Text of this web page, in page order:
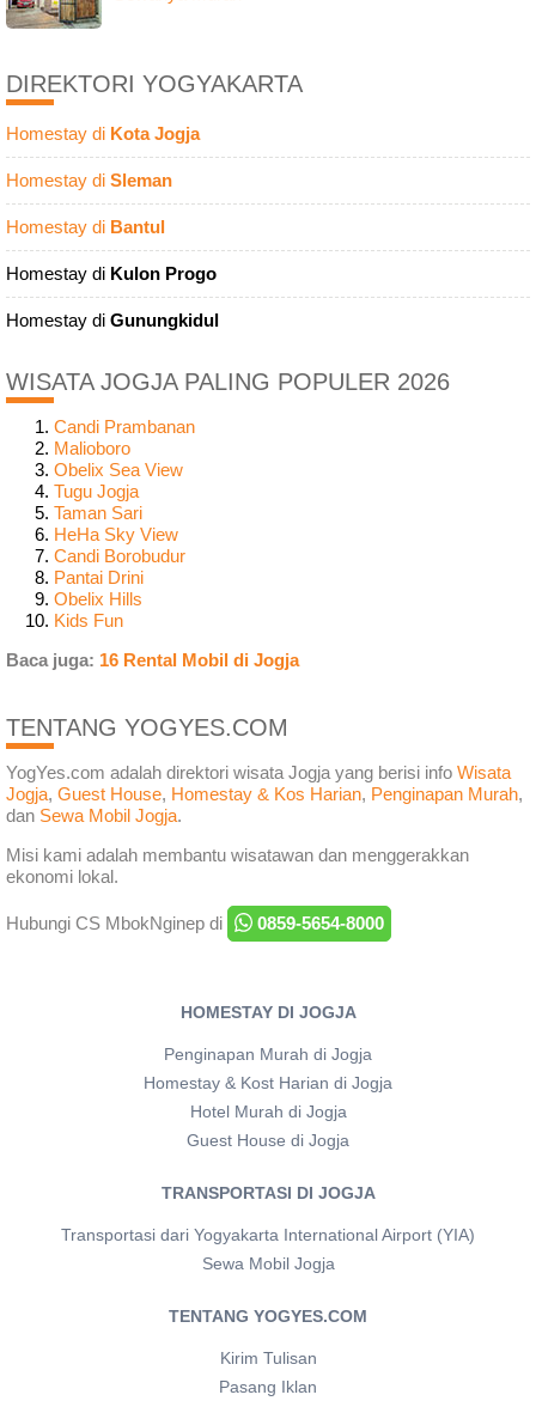
DIREKTORI YOGYAKARTA
Homestay di Kota Jogja
Homestay di Sleman
Homestay di Bantul
Homestay di Kulon Progo
Homestay di Gunungkidul
WISATA JOGJA PALING POPULER 2026
Candi Prambanan
Malioboro
Obelix Sea View
Tugu Jogja
Taman Sari
HeHa Sky View
Candi Borobudur
Pantai Drini
Obelix Hills
Kids Fun
Baca juga: 16 Rental Mobil di Jogja
TENTANG YOGYES.COM
YogYes.com adalah direktori wisata Jogja yang berisi info Wisata
Jogja, Guest House, Homestay & Kos Harian, Penginapan Murah,
dan Sewa Mobil Jogja.
Misi kami adalah membantu wisatawan dan menggerakkan
ekonomi lokal.
Hubungi CS MbokNginep di 0859-5654-8000
HOMESTAY DI JOGJA
Penginapan Murah di Jogja
Homestay & Kost Harian di Jogja
Hotel Murah di Jogja
Guest House di Jogja
TRANSPORTASI DI JOGJA
Transportasi dari Yogyakarta International Airport (YIA)
Sewa Mobil Jogja
TENTANG YOGYES.COM
Kirim Tulisan
Pasang Iklan